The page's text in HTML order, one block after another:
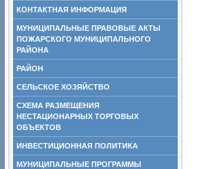
КОНТАКТНАЯ ИНФОРМАЦИЯ
МУНИЦИПАЛЬНЫЕ ПРАВОВЫЕ АКТЫ
ПОЖАРСКОГО МУНИЦИПАЛЬНОГО
РАЙОНА
РАЙОН
СЕЛЬСКОЕ ХОЗЯЙСТВО
СХЕМА РАЗМЕЩЕНИЯ
НЕСТАЦИОНАРНЫХ ТОРГОВЫХ
ОБЪЕКТОВ
ИНВЕСТИЦИОННАЯ ПОЛИТИКА
МУНИЦИПАЛЬНЫЕ ПРОГРАММЫ